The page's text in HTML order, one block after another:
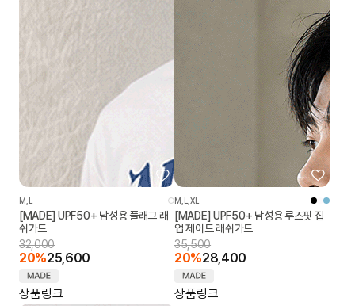
M,L
[MADE] UPF50+ 남성용 플래그 래
쉬가드
32,000
20%25,600
상품링크
M,L,XL
[MADE] UPF50+ 남성용 루즈핏 집
업 제이드 래쉬가드
35,500
20%28,400
상품링크